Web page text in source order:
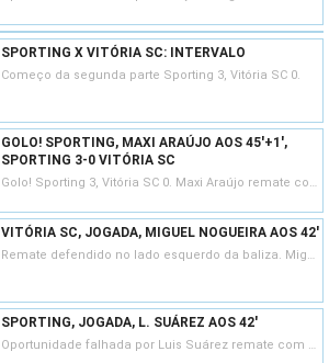
SPORTING X VITÓRIA SC: INTERVALO
Começo da segunda parte Sporting 3, Vitória SC 0.
GOLO! SPORTING, MAXI ARAÚJO AOS 45'+1',
SPORTING 3-0 VITÓRIA SC
Golo! Sporting 3, Vitória SC 0. Maxi Araújo remate com o pé direito no coração da área ao centro da baliza. Assistência de Zeno Debast com um passe em profundidade.
VITÓRIA SC, JOGADA, MIGUEL NOGUEIRA AOS 42'
Remate defendido no lado esquerdo da baliza. Miguel Nogueira remate com o pé esquerdo do lado direito da área. Assistência de Diogo Sousa.
SPORTING, JOGADA, L. SUÁREZ AOS 42'
Oportunidade falhada por Luis Suárez remate com o pé direito no coração da área. Assistência de Geny Catamo.